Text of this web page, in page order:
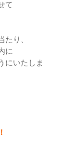
て
たり、
に
にいたしま